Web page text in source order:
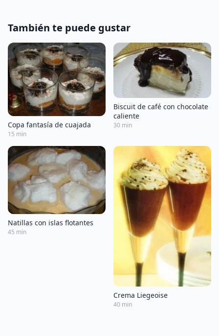
También te puede gustar
Copa fantasía de cuajada
15 min
Biscuit de café con chocolate
caliente
30 min
Natillas con islas flotantes
45 min
Crema Liegeoise
40 min